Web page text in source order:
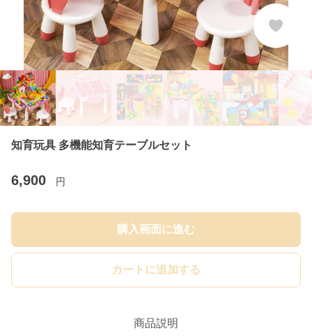
知育玩具 多機能知育テーブルセット
6,900 円
購入画面に進む
カートに追加する
商品説明